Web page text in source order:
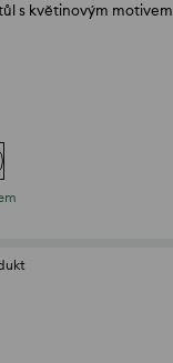
s květinovým motivem